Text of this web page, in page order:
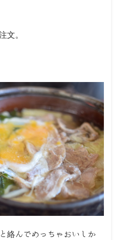
文。
絡んでめっちゃおいしか